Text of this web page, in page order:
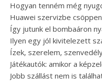
Hogyan tenném még
Huawei szervizbe
Így jutunk el bombaáron
Ilyen egy jól kivitelezett
Ízek, szerelem,
Játékautók: amikor a
Jobb szállást nem is